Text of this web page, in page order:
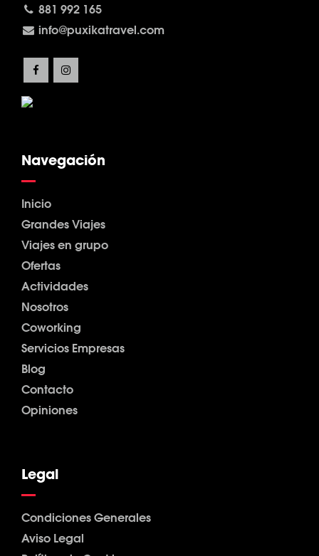
881 992 165
info@puxikatravel.com
Navegación
Inicio
Grandes Viajes
Viajes en grupo
Ofertas
Actividades
Nosotros
Coworking
Servicios Empresas
Blog
Contacto
Opiniones
Legal
Condiciones Generales
Aviso Legal